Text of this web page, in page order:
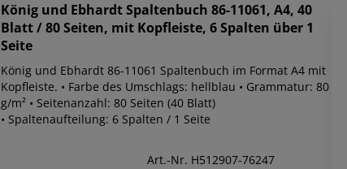
König und Ebhardt Spaltenbuch 86-11061, A4, 40
Blatt / 80 Seiten, mit Kopfleiste, 6 Spalten über 1
Seite
König und Ebhardt 86-11061 Spaltenbuch im Format A4 mit
Kopfleiste. • Farbe des Umschlags: hellblau • Grammatur: 80
g/m² • Seitenanzahl: 80 Seiten (40 Blatt)
• Spaltenaufteilung: 6 Spalten / 1 Seite
Art.-Nr. H512907-76247